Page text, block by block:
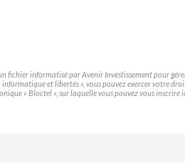
fichier informatisé par Avenir Investissement pour
et libertés », vous pouvez exercer votre
« Bloctel », sur laquelle vous pouvez vous inscrire